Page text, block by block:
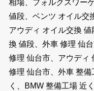
相場、フォルクスワー
値段、ベンツ オイル交
アウディ オイル交換
換 値段、外車 修理 仙
修理 仙台市、アウディ
修理 仙台市、外車 整
く、BMW 整備工場 近